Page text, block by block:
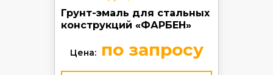
Грунт-эмаль для стальных
конструкций «ФАРБЕН»
Цена:по запросу